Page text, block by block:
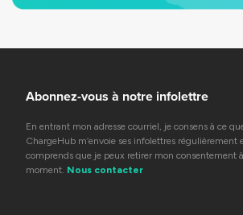
Abonnez-vous à notre infolettre
En entrant mon adresse courriel, je consens à ce
ChargeHub m’envoie ses infolettres régulièrement
comprends que je peux retirer mon consentement
moment. Nous contacter